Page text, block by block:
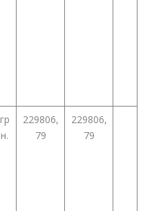
гр
н.
229806,
79
229806,
79